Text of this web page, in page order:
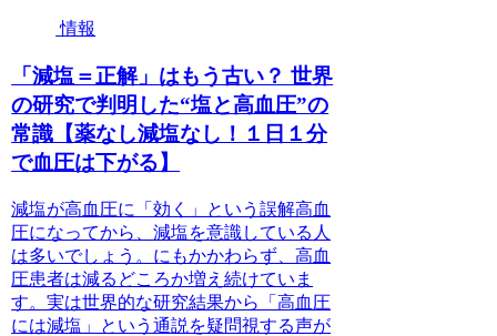
情報
「減塩＝正解」はもう古い？ 世界
の研究で判明した“塩と高血圧”の
常識【薬なし減塩なし！１日１分
で血圧は下がる】
減塩が高血圧に「効く」という誤解高血
圧になってから、減塩を意識している人
は多いでしょう。にもかかわらず、高血
圧患者は減るどころか増え続けていま
す。実は世界的な研究結果から「高血圧
には減塩」という通説を疑問視する声が